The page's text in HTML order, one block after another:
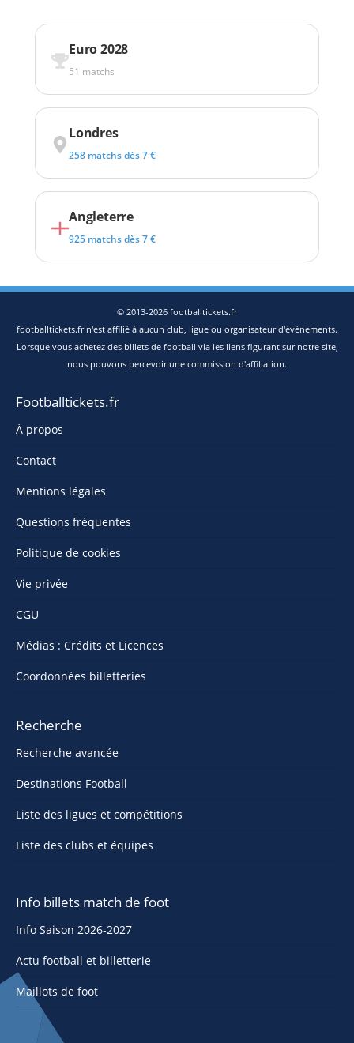
Euro 2028
51 matchs
Londres
258 matchs dès 7 €
Angleterre
925 matchs dès 7 €
© 2013-2026 footballtickets.fr
footballtickets.fr n'est affilié à aucun club, ligue ou organisateur d'événements.
Lorsque vous achetez des billets de football via les liens figurant sur notre site,
nous pouvons percevoir une commission d'affiliation.
Footballtickets.fr
À propos
Contact
Mentions légales
Questions fréquentes
Politique de cookies
Vie privée
CGU
Médias : Crédits et Licences
Coordonnées billetteries
Recherche
Recherche avancée
Destinations Football
Liste des ligues et compétitions
Liste des clubs et équipes
Info billets match de foot
Info Saison 2026-2027
Actu football et billetterie
Maillots de foot